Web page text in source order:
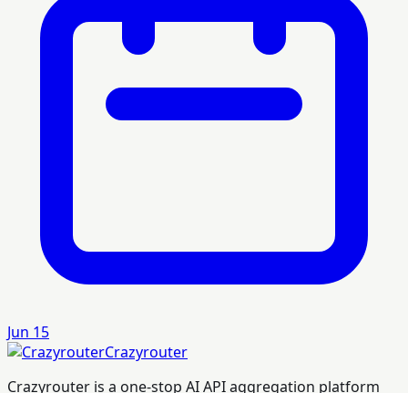
Jun 15
Crazyrouter
Crazyrouter is a one-stop AI API aggregation platform